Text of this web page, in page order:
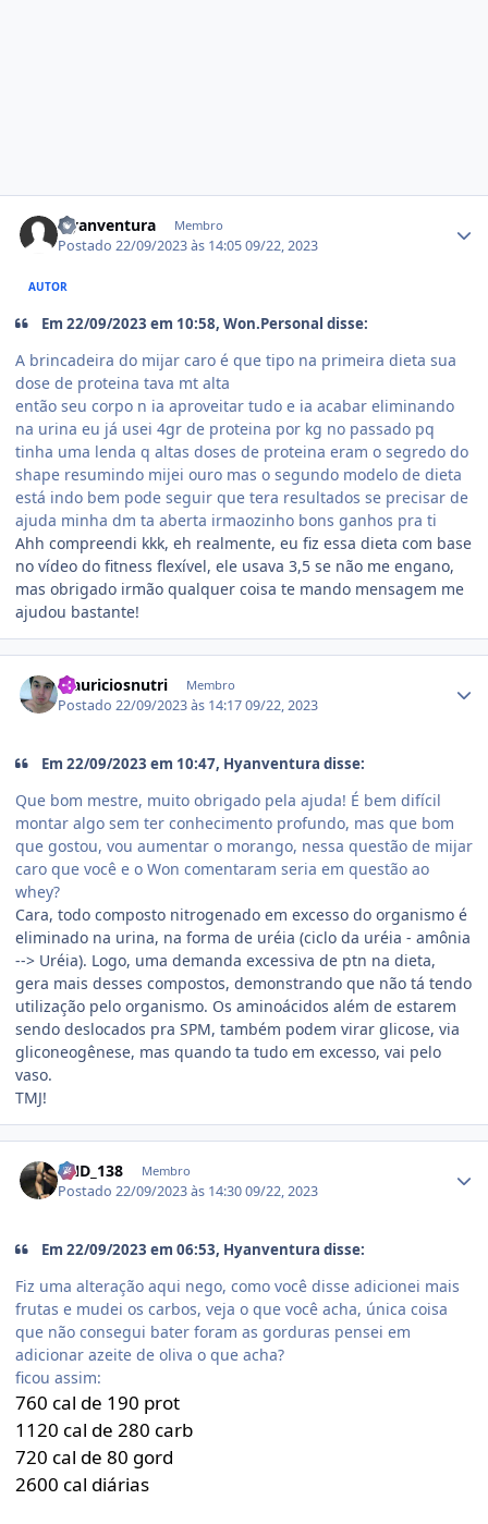
Hyanventura Membro
Postado22/09/2023 às 14:0509/22, 2023
AUTOR
Em 22/09/2023 em 10:58, Won.Personal disse:
A brincadeira do mijar caro é que tipo na primeira dieta sua
dose de proteina tava mt alta
então seu corpo n ia aproveitar tudo e ia acabar eliminando
na urina eu já usei 4gr de proteina por kg no passado pq
tinha uma lenda q altas doses de proteina eram o segredo do
shape resumindo mijei ouro mas o segundo modelo de dieta
está indo bem pode seguir que tera resultados se precisar de
ajuda minha dm ta aberta irmaozinho bons ganhos pra ti
Ahh compreendi kkk, eh realmente, eu fiz essa dieta com base
no vídeo do fitness flexível, ele usava 3,5 se não me engano,
mas obrigado irmão qualquer coisa te mando mensagem me
ajudou bastante!
Mauriciosnutri Membro
Postado22/09/2023 às 14:1709/22, 2023
Em 22/09/2023 em 10:47, Hyanventura disse:
Que bom mestre, muito obrigado pela ajuda! É bem difícil
montar algo sem ter conhecimento profundo, mas que bom
que gostou, vou aumentar o morango, nessa questão de mijar
caro que você e o Won comentaram seria em questão ao
whey?
Cara, todo composto nitrogenado em excesso do organismo é
eliminado na urina, na forma de uréia (ciclo da uréia - amônia
--> Uréia). Logo, uma demanda excessiva de ptn na dieta,
gera mais desses compostos, demonstrando que não tá tendo
utilização pelo organismo. Os aminoácidos além de estarem
sendo deslocados pra SPM, também podem virar glicose, via
gliconeogênese, mas quando ta tudo em excesso, vai pelo
vaso.
TMJ!
VND_138 Membro
Postado22/09/2023 às 14:3009/22, 2023
Em 22/09/2023 em 06:53, Hyanventura disse:
Fiz uma alteração aqui nego, como você disse adicionei mais
frutas e mudei os carbos, veja o que você acha, única coisa
que não consegui bater foram as gorduras pensei em
adicionar azeite de oliva o que acha?
ficou assim:
760 cal de 190 prot
1120 cal de 280 carb
720 cal de 80 gord
2600 cal diárias